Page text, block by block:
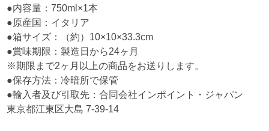
●内容量：750ml×1本
●原産国：イタリア
●箱サイズ：（約）10×10×33.3cm
●賞味期限：製造日から24ヶ月
※期限まで2ヶ月以上の商品をお送りします。
●保存方法：冷暗所で保管
●輸入者及び引取先：合同会社インポイント・ジャパン
東京都江東区大島 7-39-14